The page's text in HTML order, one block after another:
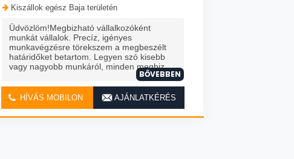
Kiszállok egész Baja területén
Üdvözlöm!Megbizható vállalkozóként
munkát vállalok. Precíz, igényes
munkavégzésre törekszem a megbeszélt
határidőket betartom. Legyen szó kisebb
vagy nagyobb munkáról, minden megbiz...
BŐVEBBEN
HÍVÁS MOBILON AJÁNLATKÉRÉS